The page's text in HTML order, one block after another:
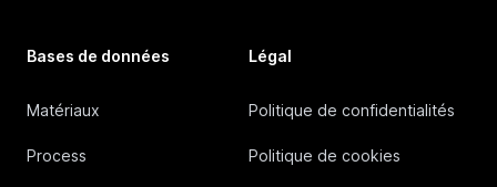
Bases de données
Matériaux
Process
Légal
Politique de confidentialités
Politique de cookies